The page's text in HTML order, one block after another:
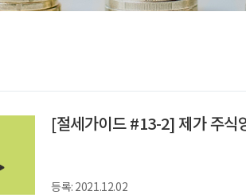
[절세가이드 #13-2] 제가 주식
등록: 2021.12.02